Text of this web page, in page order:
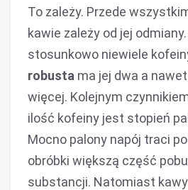
To zależy. Przede
kawie zależy od jej odmiany.
stosunkowo niewiele
robusta ma jej dwa a
więcej. Kolejnym
ilość kofeiny jest stopień
Mocno palony napój traci
obróbki większą część
substancji. Natomiast